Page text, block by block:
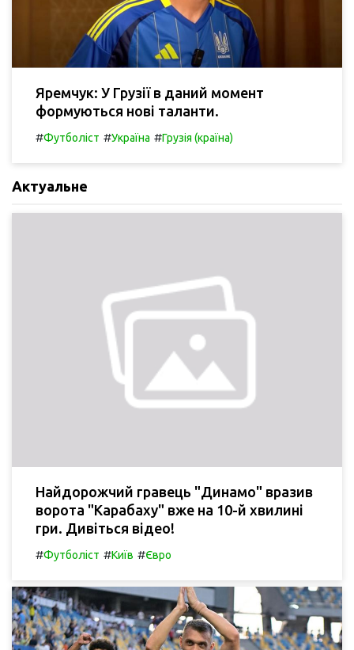
Яремчук: У Грузії в даний момент
формуються нові таланти.
#Футболіст #Україна #Грузія (країна)
Актуальне
Найдорожчий гравець "Динамо" вразив
ворота "Карабаху" вже на 10-й хвилині
гри. Дивіться відео!
#Футболіст #Київ #Євро